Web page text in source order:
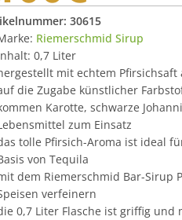
30615
Riemerschmid Sirup
0,7 Liter
mit echtem
die Zugabe künstlicher
Karotte, schwarze
zum Einsatz
tolle Pfirsich-Aroma ist ideal
von Tequila
dem Riemerschmid Bar-Sirup
verfeinern
0,7 Liter Flasche ist griffig und